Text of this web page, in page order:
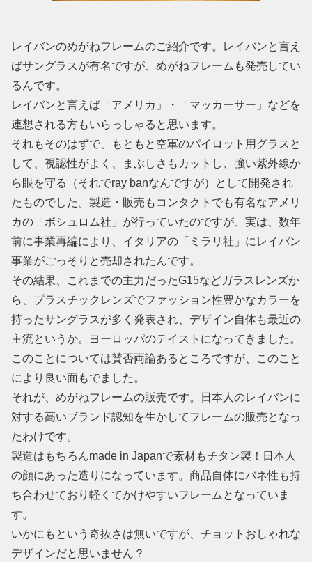
レイバンのめがねフレームのご紹介です。レイバンと言え
ばサングラスが有名ですが、めがねフレームも発売してい
るんです。
レイバンと言えば「アメリカ」・「マッカーサー」などを
連想される方もいらっしゃると思います。
それもそのはずで、もともと空軍のパイロット用グラスと
して、視認性がよく、まぶしさもカットし、強い紫外線か
ら眼を守る（それでray banなんですが）として開発され
たものでした。製造・販売もコンタクトでも有名なアメリ
カの「ボシュロム社」が行っていたのですが、実は、数年
前に事業再編により、イタリアの「ミラリ社」にレイバン
事業がごっそりと売却されたんです。
その結果、これまでの主力だったG15などガラスレンズか
ら、プラスチックレンズでファッション性豊かなカラーを
持ったサングラスが多く発表され、デザイン自体も最近の
主流というか。ヨーロッパのテイストになってきました。
このことについては賛否両論あるところですが、このこと
により良い面もでました。
それが、めがねフレームの販売です。日本人のレイバンに
対する高いブランド認知を生かしてフレームの販売となっ
たわけです。
製造はもちろんmade in Japanで素材もチタン製！日本人
の顔にあった造りになっています。商品自体にバネ性も持
ち合わせており軽くてかけやすいフレームとなっていま
す。
いかにもという奇抜さは無いですが、チョットおしゃれな
デザインだと思いません？